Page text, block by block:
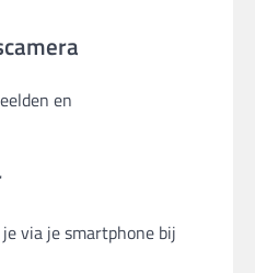
en
via je smartphone bij